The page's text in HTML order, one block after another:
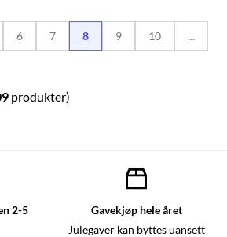
6 7 8 9 10 ...
produkter)
2-5
Gavekjøp hele året
Julegaver kan byttes uansett